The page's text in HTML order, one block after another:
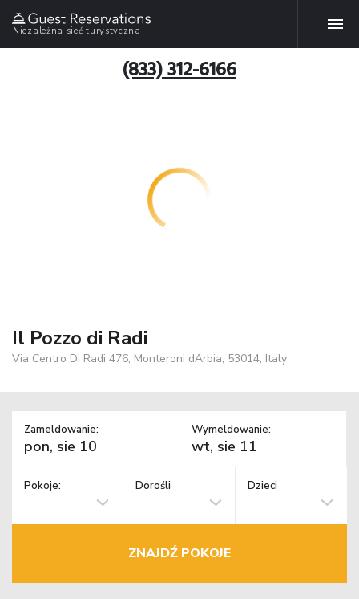
Niezależna sieć turystyczna
(833) 312-6166
Il Pozzo di Radi
Via Centro Di Radi 476, Monteroni dArbia, 53014, Italy
Zameldowanie: Wymeldowanie:
Pokoje: Dorośli Dzieci
ZNAJDŹ POKOJE